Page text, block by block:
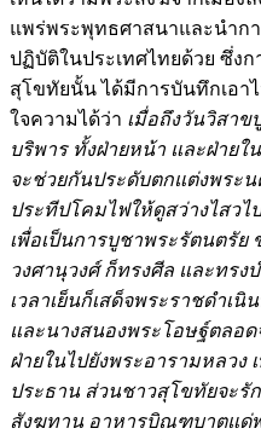
แพร่พระพุทธศาสนาและนำก
ปฏิบัติในประเทศไทยด้วย ซึ่ง
สุโขทัยนั้น ได้มีการบันทึกเอา
ใจความได้ว่า เมื่อถึงวันวิสาข
บริพาร ทั้งฝ่ายหน้า และฝ่าย
จะช่วยกันประดับตกแต่งพระ
ประทีปโคมไฟให้ดูสว่างไสวไ
เพื่อเป็นการบูชาพระรัตนตรั
วงศานุวงศ์ ก็ทรงศีล และทร
เวลาเย็นก็เสด็จพระราชดำเ
และนางสนองพระโอษฐ์ตลอ
ฝ่ายในไปยังพระอารามหลวง
ประธาน ส่วนชาวสุโขทัยจะรั
สังฆทาน อาหารบิณฑบาตแด่